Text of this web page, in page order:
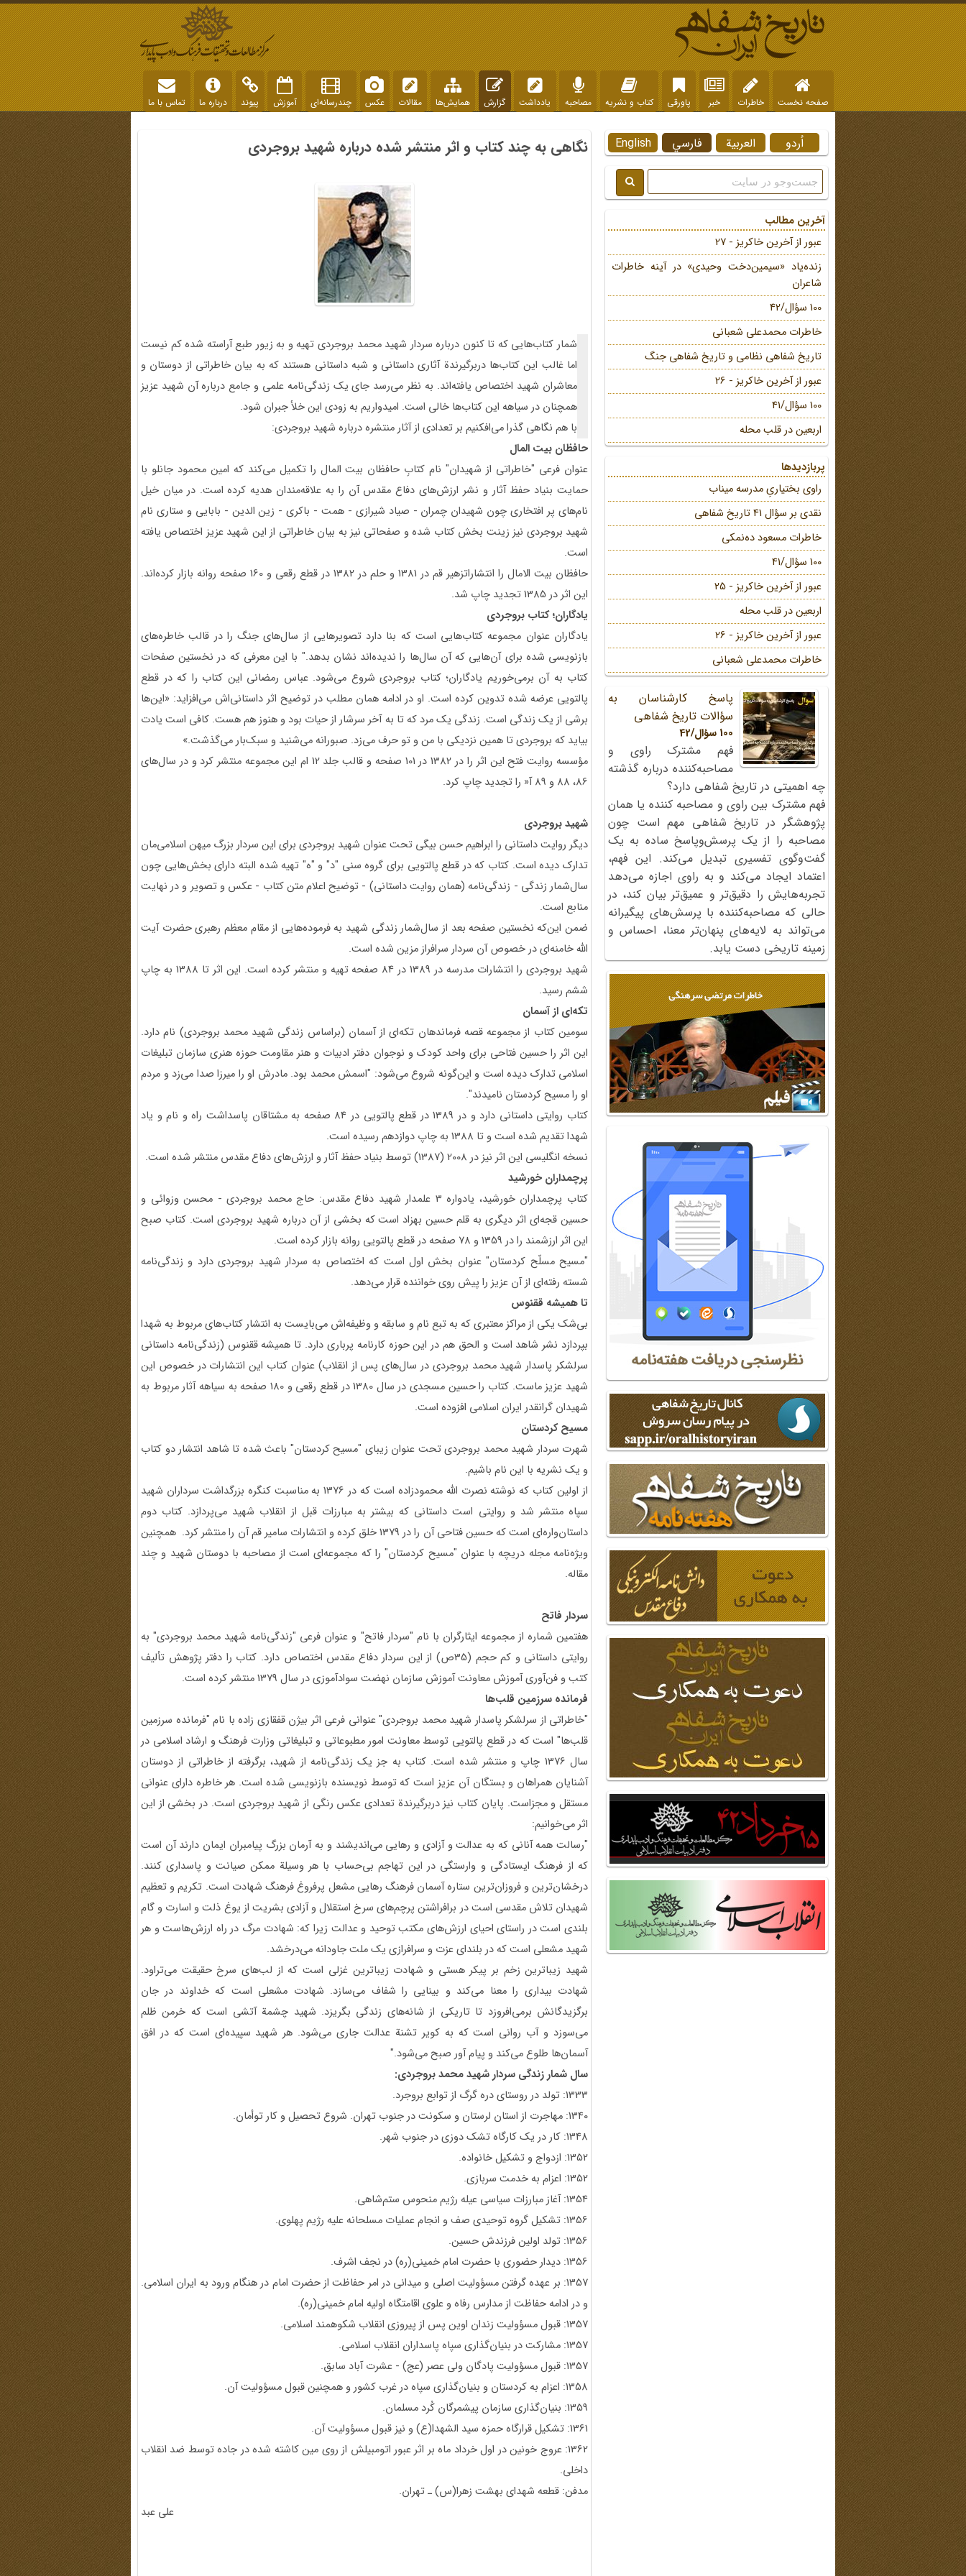
صفحه نخست خاطرات خبر پاورقی کتاب و نشریه مصاحبه یادداشت گزارش همایش‌ها مقالات عکس چندرسانه‌ای آموزش پیوند درباره ما تماس با ما
نگاهی به چند کتاب و اثر منتشر شده درباره شهید بروجردی
شمار کتاب‌هایی که تا کنون درباره سردار شهید محمد بروجردی تهیه و به زیور طبع آراسته شده کم نیست
اما غالب این کتاب‌ها دربرگیرندة آثاری داستانی و شبه داستانی هستند که به بیان خاطراتی از دوستان و
معاشران شهید اختصاص یافته‌اند. به نظر می‌رسد جای یک زندگی‌نامه علمی و جامع درباره آن شهید عزیز
همچنان در سیاهه این کتاب‌ها خالی است. امیدواریم به زودی این خلأ جبران شود.
با هم نگاهی گذرا می‌افکنیم بر تعدادی از آثار منتشره درباره شهید بروجردی:
حافظان بیت المال
عنوان فرعی "خاطراتی از شهیدان" نام کتابِ حافظان بیت المال را تکمیل می‌کند که امین محمود جانلو با
حمایت بنیاد حفظ آثار و نشر ارزش‌های دفاع مقدس آن را به علاقه‌مندان هدیه کرده است. در میان خیل
نام‌های پر افتخاری چون شهیدان چمران - صیاد شیرازی - همت - باکری - زین الدین - بابایی و ستاری نام
شهید بروجردی نیز زینت‌ بخش کتاب شده و صفحاتی نیز به بیان خاطراتی از این شهید عزیز اختصاص یافته
است.
حافظان بیت الامال را انتشاراتزهیر قم در 1381 و حلم در 1382 در قطع رقعی و 160 صفحه روانه بازار کرده‌اند.
این اثر در 1385 تجدید چاپ شد.
یادگاران؛ کتاب بروجردی
یادگاران عنوان مجموعه کتاب‌هایی است که بنا دارد تصویرهایی از سال‌های جنگ را در قالب خاطره‌های
بازنویسی شده برای آن‌هایی که آن سال‌ها را ندیده‌اند نشان بدهد." با این معرفی که در نخستین صفحات
کتاب به آن برمی‌خوریم یادگاران؛ کتاب بروجردی شروع می‌شود. عباس رمضانی این کتاب را که در قطع
پالتویی عرضه شده تدوین کرده است. او در ادامه همان مطلب در توضیح اثر داستانی‌اش می‌افزاید: «این‌ها
برشی از یک زندگی است. زندگی یک مرد که تا به آخر سرشار از حیات بود و هنوز هم هست. کافی است یادت
بیاید که بروجردی تا همین نزدیکی با من و تو حرف می‌زد. صبورانه می‌شنید و سبک‌بار می‌گذشت.»
مؤسسه روایت فتح این اثر را در 1382 در 101 صفحه و قالب جلد 12 ام این مجموعه منتشر کرد و در سال‌های
86، 88 و 89 آ« را تجدید چاپ کرد.
شهید بروجردی
دیگر روایت داستانی را ابراهیم حسن بیگی تحت عنوان شهید بروجردی برای این سردار بزرگ میهن اسلامی‌مان
تدارک دیده است. کتاب که در قطع پالتویی برای گروه سنی "د" و "ه" تهیه شده البته دارای بخش‌هایی چون
سال‌شمار زندگی - زندگی‌نامه (همان روایت داستانی) - توضیح اعلام متن کتاب‌ - عکس و تصویر و در نهایت
منابع است.
ضمن این‌که نخستین صفحه بعد از سال‌شمار زندگی شهید به فرموده‌هایی از مقام معظم رهبری حضرت آیت
الله خامنه‌ای در خصوص آن سردار سرافراز مزین شده است.
شهید بروجردی را انتشارات مدرسه در 1389 در 84 صفحه تهیه و منتشر کرده است. این اثر تا 1388 به چاپ
ششم رسید.
تکه‌ای از آسمان
سومین کتاب از مجموعه قصه فرماندهان تکه‌ای از آسمان (براساس زندگی شهید محمد بروجردی) نام دارد.
این اثر را حسین فتاحی برای واحد کودک و نوجوان دفتر ادبیات و هنر مقاومت حوزه هنری سازمان تبلیغات
اسلامی تدارک دیده است و این‌گونه شروع می‌شود: "اسمش محمد بود. مادرش او را میرزا صدا می‌زد و مردم
او را مسیح کردستان نامیدند".
کتاب روایتی داستانی دارد و در 1389 در قطع پالتویی در 84 صفحه به مشتاقان پاسداشت راه و نام و یاد
شهدا تقدیم شده است و تا 1388 به چاپ دوازدهم رسیده است.
نسخه انگلیسی این اثر نیز در 2008 (1387) توسط بنیاد حفظ آثار و ارزش‌های دفاع مقدس منتشر شده است.
پرچمداران خورشید
کتاب پرچمداران خورشید، یادواره 3 علمدار شهید دفاع مقدس: حاج محمد بروجردی - محسن وزوائی و
حسین قجه‌ای اثر دیگری به قلم حسین بهزاد است که بخشی از آن درباره شهید بروجردی است. کتاب صبح
این اثر ارزشمند را در 1359 و 78 صفحه در قطع پالتویی روانه بازار کرده است.
"مسیح مسلّح کردستان" عنوان بخش اول است که اختصاص به سردار شهید بروجردی دارد و زندگی‌نامه
شسته رفته‌ای از آن عزیز را پیش روی خواننده قرار می‌دهد.
تا همیشه ققنوس
بی‌شک یکی از مراکز معتبری که به تبع نام و سابقه و وظیفه‌اش می‌بایست به انتشار کتاب‌های مربوط به شهدا
بپردازد نشر شاهد است و الحق هم در این حوزه کارنامه پرباری دارد. تا همیشه ققنوس (زندگی‌نامه داستانی
سرلشکر پاسدار شهید محمد بروجردی در سال‌های پس از انقلاب) عنوان کتاب این انتشارات در خصوص این
شهید عزیز ماست. کتاب را حسین مسجدی در سال 1380 در قطع رقعی و 180 صفحه به سیاهه آثار مربوط به
شهیدان گرانقدر ایران اسلامی افزوده است.
مسیح کردستان
شهرت سردار شهید محمد بروجردی تحت عنوان زیبای "مسیح کردستان" باعث شده تا شاهد انتشار دو کتاب
و یک نشریه با این نام باشیم.
از اولین کتاب که نوشته نصرت الله محمودزاده است که در 1376 به مناسبت کنگره بزرگداشت سرداران شهید
سپاه منتشر شد و روایتی است داستانی که بیشتر به مبارزات قبل از انقلاب شهید می‌پردازد. کتاب دوم
داستان‌واره‌ای است که حسین فتاحی آن را در 1379 خلق کرده و انتشارات سامیر قم آن را منتشر کرد. همچنین
ویژه‌نامه مجله دریچه با عنوان "مسیح کردستان" را که مجموعه‌ای است از مصاحبه با دوستان شهید و چند
مقاله.
سردار فاتح
هفتمین شماره از مجموعه ایثارگران با نام "سردار فاتح" و عنوان فرعی "زندگی‌نامه شهید محمد بروجردی" به
روایتی داستانی و کم حجم (35ص) از این سردار دفاع مقدس اختصاص دارد. کتاب را دفتر پژوهش‌ تألیف
کتب و فن‌آوری آموزش معاونت آموزش سازمان نهضت سوادآموزی در سال 1379 منتشر کرده است.
فرمانده سرزمین قلب‌ها
"خاطراتی از سرلشکر پاسدار شهید محمد بروجردی" عنوانی فرعی اثر بیژن قفقازی زاده با نام "فرمانده سرزمین
قلب‌ها" است که در قطع پالتویی توسط معاونت امور مطبوعاتی و تبلیغاتی وزارت فرهنگ و ارشاد اسلامی در
سال 1376 چاپ و منتشر شده است. کتاب به جز یک زندگی‌نامه از شهید، برگرفته از خاطراتی از دوستان‌
آشنایان همراهان و بستگان آن عزیز است که توسط نویسنده بازنویسی شده است. هر خاطره دارای عنوانی
مستقل و مجزاست. پایان کتاب نیز دربرگیرندة تعدادی عکس رنگی از شهید بروجردی است. در بخشی از این
اثر می‌خوانیم:
"رسالت همه آنانی که به عدالت و آزادی و رهایی می‌اندیشند و به آرمان بزرگ پیامبران ایمان دارند آن است
که از فرهنگ ایستادگی و وارستگی در این تهاجم بی‌حساب با هر وسیلة ممکن صیانت و پاسداری کنند.
درخشان‌ترین و فروزان‌ترین ستاره آسمان فرهنگ رهایی مشعل پرفروغ فرهنگ شهادت است. تکریم و تعظیم
شهیدان تلاش مقدسی است در برافراشتن پرچم‌های سرخ استقلال و آزادی بشریت از یوغ ذلت و اسارت و گام
بلندی است در راستای احیای ارزش‌های مکتب توحید و عدالت زیرا که: شهادت مرگ در راه ارزش‌هاست و هر
شهید مشعلی است که در بلندای عزت و سرافرازی یک ملت جاودانه می‌درخشد.
شهید زیباترین زخم بر پیکر هستی و شهادت زیباترین غزلی است که از لب‌های سرخ حقیقت می‌تراود.
شهادت بیداری را معنا می‌کند و بینایی را شفاف می‌سازد. شهادت مشعلی است که خداوند در جان
برگزیدگانش برمی‌افروزد تا تاریکی از شانه‌های زندگی بگریزد. شهید چشمة آتشی است که خرمن ظلم
می‌سوزد و آب روانی است که به کویر تشنة عدالت جاری می‌شود. هر شهید سپیده‌ای است که در افق
آسمان‌ها طلوع می‌کند و پیام آور صبح می‌شود."
سال شمار زندگی سردار شهید محمد بروجردی:
1333: تولد در روستای دره گرگ از توابع بروجرد.
1340: مهاجرت از استان لرستان و سکونت در جنوب تهران. شروع تحصیل و کار توأمان.
1348: کار در یک کارگاه تشک دوزی در جنوب شهر.
1352: ازدواج و تشکیل خانواده.
1352: اعزام به خدمت سربازی.
1354: آغاز مبارزات سیاسی عیله رژیم منحوس ستم‌شاهی.
1356: تشکیل گروه توحیدی صف و انجام عملیات مسلحانه علیه رژیم پهلوی.
1356: تولد اولین فرزندش حسین.
1356: دیدار حضوری با حضرت امام خمینی(ره) در نجف اشرف.
1357: بر عهده گرفتن مسؤولیت اصلی و میدانی در امر حفاظت از حضرت امام در هنگام ورود به ایران اسلامی.
و در ادامه حفاظت از مدارس رفاه و علوی اقامتگاه اولیه امام خمینی(ره).
1357: قبول مسؤولیت زندان اوین پس از پیروزی انقلاب شکوهمند اسلامی.
1357: مشارکت در بنیان‌گذاری سپاه پاسداران انقلاب اسلامی.
1357: قبول مسؤولیت پادگان ولی عصر (عج) - عشرت آباد سابق.
1358: اعزام به کردستان و بنیان‌گذاری سپاه در غرب کشور و همچنین قبول مسؤولیت آن.
1359: بنیان‌گذاری سازمان پیشمرگان كُرد مسلمان.
1361: تشکیل قرارگاه حمزه سید الشهدا(ع) و نیز قبول مسؤولیت آن.
1362: عروج خونین در اول خرداد ماه بر اثر عبور اتومبیلش از روی مین کاشته شده در جاده توسط ضد انقلاب
داخلی.
مدفن: قطعه شهدای بهشت زهرا(س) ـ تهران.
علی عبد
English فارسي العربية اُردو
آخرین مطالب
عبور از آخرین خاکریز - 27
زنده‌یاد «سیمین‌دخت وحیدی» در آینه خاطرات
شاعران
100 سؤال/42
خاطرات محمد‌علی شعبانی
تاریخ شفاهی نظامی و تاریخ شفاهی جنگ
عبور از آخرین خاکریز - 26
100 سؤال/41
اربعین در قلب محله
پربازدیدها
راوی بختیاریِ مدرسه میناب
نقدی بر سؤال 41 تاریخ شفاهی
خاطرات مسعود ده‌نمکی
100 سؤال/41
عبور از آخرین خاکریز - 25
اربعین در قلب محله
عبور از آخرین خاکریز - 26
خاطرات محمد‌علی شعبانی
پاسخ کارشناسان به
سؤالات تاریخ شفاهی
100 سؤال/42
فهم مشترک راوی و
مصاحبه‌کننده درباره گذشته
چه اهمیتی در تاریخ شفاهی دارد؟
فهم مشترک بین راوی و مصاحبه کننده یا همان
پژوهشگر در تاریخ شفاهی مهم است چون
مصاحبه را از یک پرسش‌وپاسخ ساده به یک
گفت‌وگوی تفسیری تبدیل می‌کند. این فهم،
اعتماد ایجاد می‌کند و به راوی اجازه می‌دهد
تجربه‌هایش را دقیق‌تر و عمیق‌تر بیان کند، در
حالی که مصاحبه‌کننده با پرسش‌های پیگیرانه
می‌تواند به لایه‌های پنهان‌تر معنا، احساس و
زمینه تاریخی دست یابد.